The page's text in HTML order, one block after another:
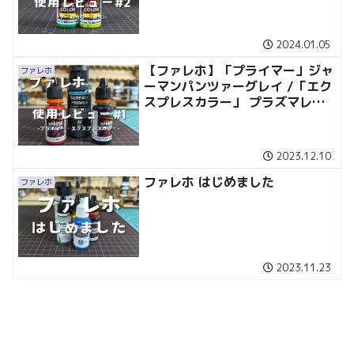
2024.01.05
ファレホ
【ファレホ】「プライマー」ジャ
ーマンパンツァーグレイ /「エク
スプレスカラー」 プラズマレッ
2023.12.10
ファレホ ファレホ はじめました
2023.11.23